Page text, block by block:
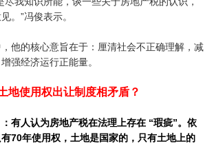
。”冯俊表示。
他的核心意旨在于：厘清社会不正确理解，减
强经济运行正能量。
地使用权出让制度相矛盾？
：有人认为房地产税在法理上存在 “瑕疵”。依
70年使用权，土地是国家的，只有土地上的